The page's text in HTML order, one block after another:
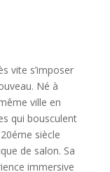
vite s’imposer
Né à
ville en
qui bousculent
siècle
de salon. Sa
immersive